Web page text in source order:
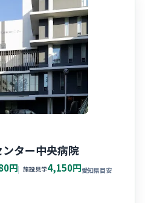
ター中央病院
円 施設見学4,150円愛知県目安